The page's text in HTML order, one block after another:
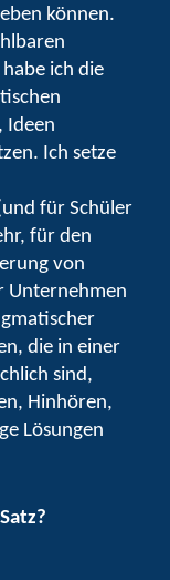
können.
ich die
Ideen
Ich setze
für Schüler
für den
von
Unternehmen
die in einer
sind,
Hinhören,
Lösungen